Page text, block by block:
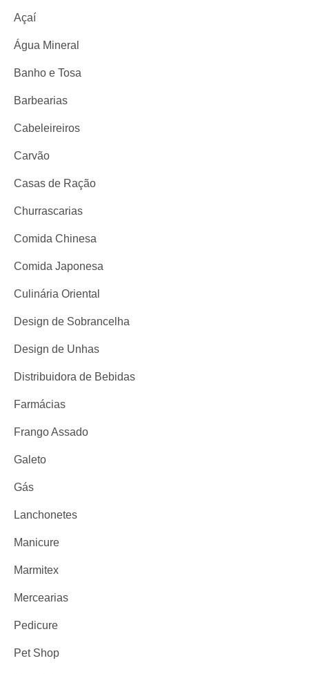
Açaí
Água Mineral
Banho e Tosa
Barbearias
Cabeleireiros
Carvão
Casas de Ração
Churrascarias
Comida Chinesa
Comida Japonesa
Culinária Oriental
Design de Sobrancelha
Design de Unhas
Distribuidora de Bebidas
Farmácias
Frango Assado
Galeto
Gás
Lanchonetes
Manicure
Marmitex
Mercearias
Pedicure
Pet Shop